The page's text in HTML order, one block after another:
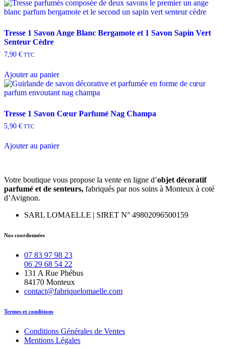
Tresse 1 Savon Ange Blanc Bergamote et 1 Savon Sapin Vert
Senteur Cèdre
7,90 € TTC
Ajouter au panier
Tresse 1 Savon Cœur Parfumé Nag Champa
5,90 € TTC
Ajouter au panier
Votre boutique vous propose la vente en ligne d’objet décoratif
parfumé et de senteurs, fabriqués par nos soins à Monteux à coté
d’Avignon.
SARL LOMAELLE | SIRET N° 49802096500159
Nos coordonnées
07 83 97 98 23
06 29 68 54 22
131 A Rue Phébus
84170 Monteux
contact@fabriquelomaelle.com
Termes et conditions
Conditions Générales de Ventes
Mentions Légales